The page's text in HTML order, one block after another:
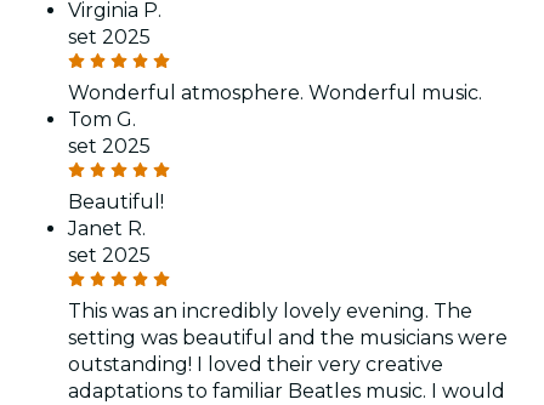
Virginia P.
set 2025
Wonderful atmosphere. Wonderful music.
Tom G.
set 2025
Beautiful!
Janet R.
set 2025
This was an incredibly lovely evening. The
setting was beautiful and the musicians were
outstanding! I loved their very creative
adaptations to familiar Beatles music. I would